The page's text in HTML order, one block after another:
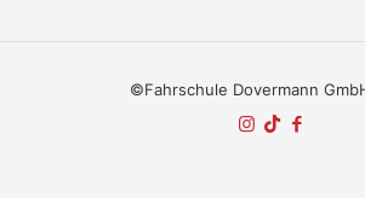
©Fahrschule Dovermann